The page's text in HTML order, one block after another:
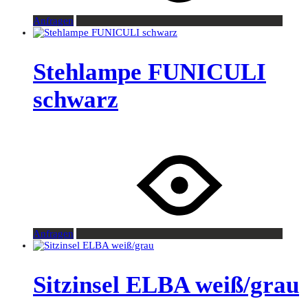
Anfragen
Stehlampe FUNICULI
schwarz
Anfragen
Sitzinsel ELBA weiß/grau